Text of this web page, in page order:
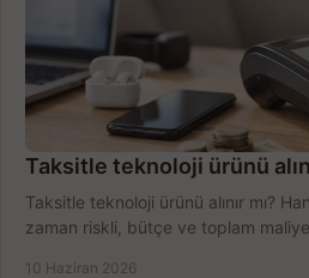
Taksitle teknoloji ürünü
Taksitle teknoloji ürünü alınır mı?
zaman riskli, bütçe ve toplam maliyet
10 Haziran 2026